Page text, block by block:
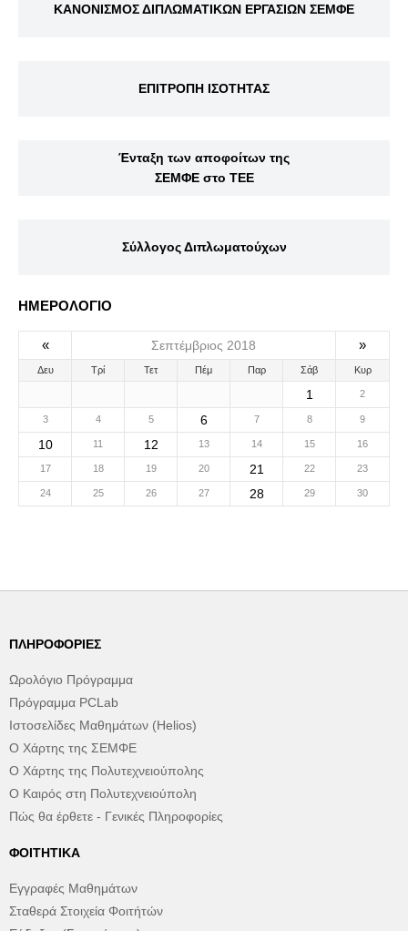
ΚΑΝΟΝΙΣΜΟΣ ΔΙΠΛΩΜΑΤΙΚΩΝ ΕΡΓΑΣΙΩΝ ΣΕΜΦΕ
ΕΠΙΤΡΟΠΗ ΙΣΟΤΗΤΑΣ
Ένταξη των αποφοίτων της
ΣΕΜΦΕ στο ΤΕΕ
Σύλλογος Διπλωματούχων
ΗΜΕΡΟΛΟΓΙΟ
« Σεπτέμβριος 2018 »
Δευ Τρί Τετ Πέμ Παρ Σάβ Κυρ
1 2
3 4 5 6 7 8 9
10 11 12 13 14 15 16
17 18 19 20 21 22 23
24 25 26 27 28 29 30
ΠΛΗΡΟΦΟΡΊΕΣ
Ωρολόγιο Πρόγραμμα
Πρόγραμμα PCLab
Ιστοσελίδες Μαθημάτων (Helios)
Ο Χάρτης της ΣΕΜΦΕ
Ο Χάρτης της Πολυτεχνειούπολης
Ο Καιρός στη Πολυτεχνειούπολη
Πώς θα έρθετε - Γενικές Πληροφορίες
ΦΟΙΤΗΤΙΚΆ
Εγγραφές Μαθημάτων
Σταθερά Στοιχεία Φοιτήτών